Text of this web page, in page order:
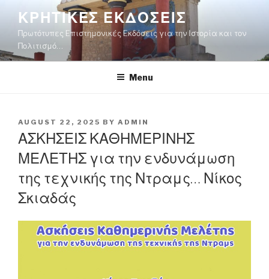
content
ΚΡΗΤΙΚΕΣ ΕΚΔΟΣΕΙΣ
Πρωτότυπες Eπιστημονικές Eκδόσεις για την Ιστορία και τον
Πολιτισμό…
Menu
POSTED
ON
AUGUST 22, 2025 BY ADMIN
ΑΣΚΗΣΕΙΣ ΚΑΘΗΜΕΡΙΝΗΣ
ΜΕΛΕΤΗΣ για την ενδυνάμωση
της τεχνικής της Ντραμς… Νίκος
Σκιαδάς